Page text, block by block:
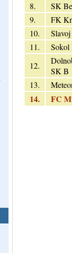
8.
SK
9.
FK
10.
11.
Sokol
12.
SK B
13.
14. FC